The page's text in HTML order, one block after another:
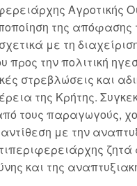
Αγροτικής
της απόφασης
σχετικά με τη
προς την πολιτική
στρεβλώσεις και
της Κρήτης.
τους παραγωγούς,
με την
και της